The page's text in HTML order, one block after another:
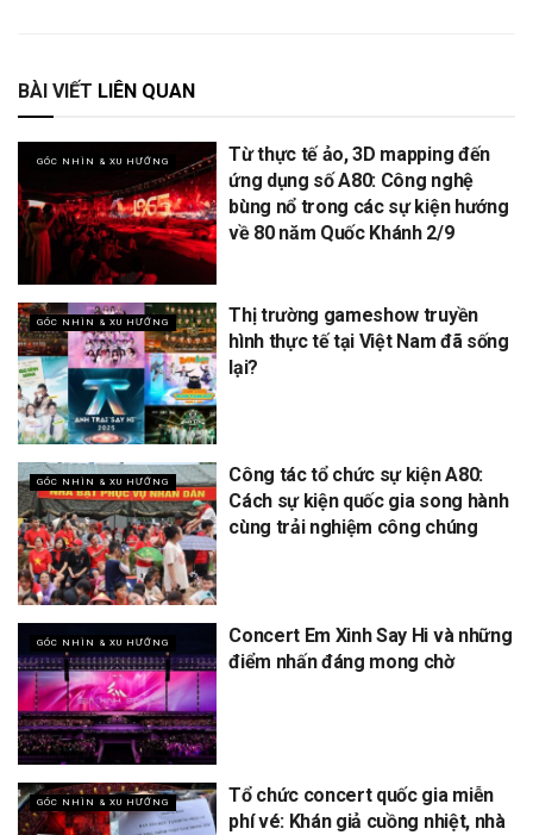
BÀI VIẾT LIÊN QUAN
GÓC NHÌN & XU HƯỚNG
Từ thực tế ảo, 3D mapping đến
ứng dụng số A80: Công nghệ
bùng nổ trong các sự kiện hướng
về 80 năm Quốc Khánh 2/9
GÓC NHÌN & XU HƯỚNG
Thị trường gameshow truyền
hình thực tế tại Việt Nam đã sống
lại?
GÓC NHÌN & XU HƯỚNG
Công tác tổ chức sự kiện A80:
Cách sự kiện quốc gia song hành
cùng trải nghiệm công chúng
GÓC NHÌN & XU HƯỚNG
Concert Em Xinh Say Hi và những
điểm nhấn đáng mong chờ
GÓC NHÌN & XU HƯỚNG
Tổ chức concert quốc gia miễn
phí vé: Khán giả cuồng nhiệt, nhà